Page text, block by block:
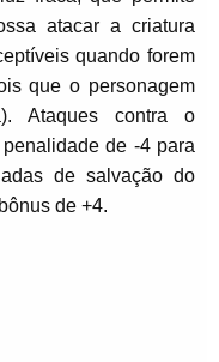
atacar a criatura
quando forem
que o personagem
Ataques contra o
de -4 para
de salvação do
de +4.